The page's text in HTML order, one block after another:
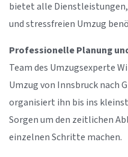
bietet alle
und stressfreien Umzug
Professionelle Planung
Team des Umzugsexperte
Umzug von Innsbruck nach
organisiert ihn bis ins
Sorgen um den zeitlichen
einzelnen Schritte machen.